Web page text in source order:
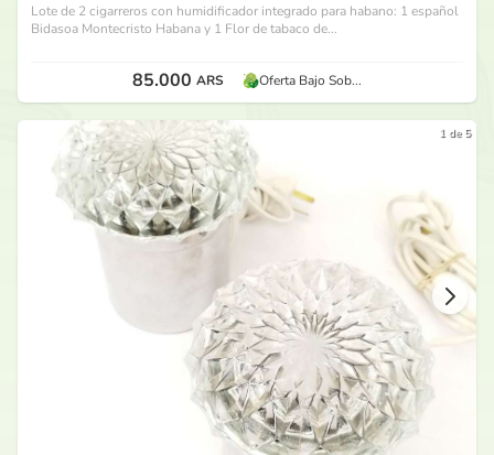
Lote de 2 cigarreros con humidificador integrado para habano: 1 español
Bidasoa Montecristo Habana y 1 Flor de tabaco de...
85.000 ARS Oferta Bajo Sob...
1 de 5